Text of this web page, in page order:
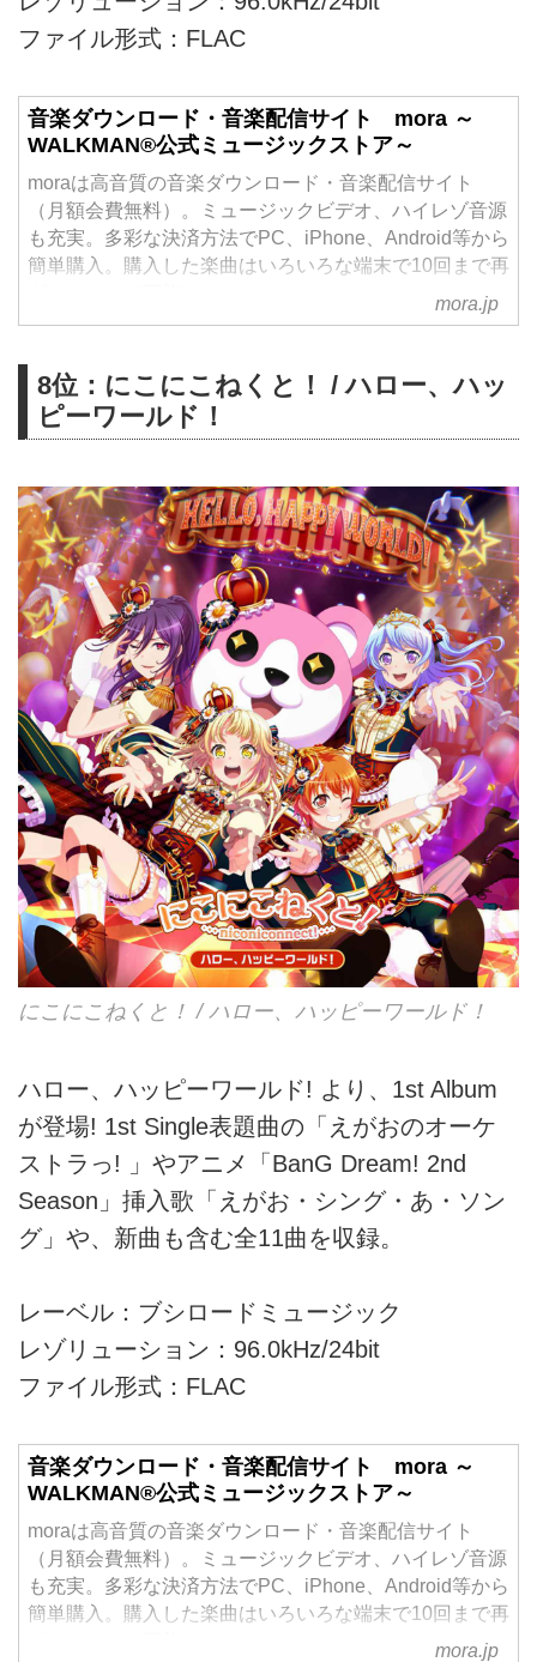
ファイル形式：FLAC
音楽ダウンロード・音楽配信サイト mora ～
WALKMAN®公式ミュージックストア～
moraは高音質の音楽ダウンロード・音楽配信サイト
（月額会費無料）。ミュージックビデオ、ハイレゾ音源
も充実。多彩な決済方法でPC、iPhone、Android等から
簡単購入。購入した楽曲はいろいろな端末で10回まで再
mora.jp
8位：にこにこねくと！ / ハロー、ハッ
ピーワールド！
にこにこねくと！ / ハロー、ハッピーワールド！
ハロー、ハッピーワールド! より、1st Album
が登場! 1st Single表題曲の「えがおのオーケ
ストラっ! 」やアニメ「BanG Dream! 2nd
Season」挿入歌「えがお・シング・あ・ソン
グ」や、新曲も含む全11曲を収録。
レーベル：ブシロードミュージック
レゾリューション：96.0kHz/24bit
ファイル形式：FLAC
音楽ダウンロード・音楽配信サイト mora ～
WALKMAN®公式ミュージックストア～
moraは高音質の音楽ダウンロード・音楽配信サイト
（月額会費無料）。ミュージックビデオ、ハイレゾ音源
も充実。多彩な決済方法でPC、iPhone、Android等から
簡単購入。購入した楽曲はいろいろな端末で10回まで再
mora.jp